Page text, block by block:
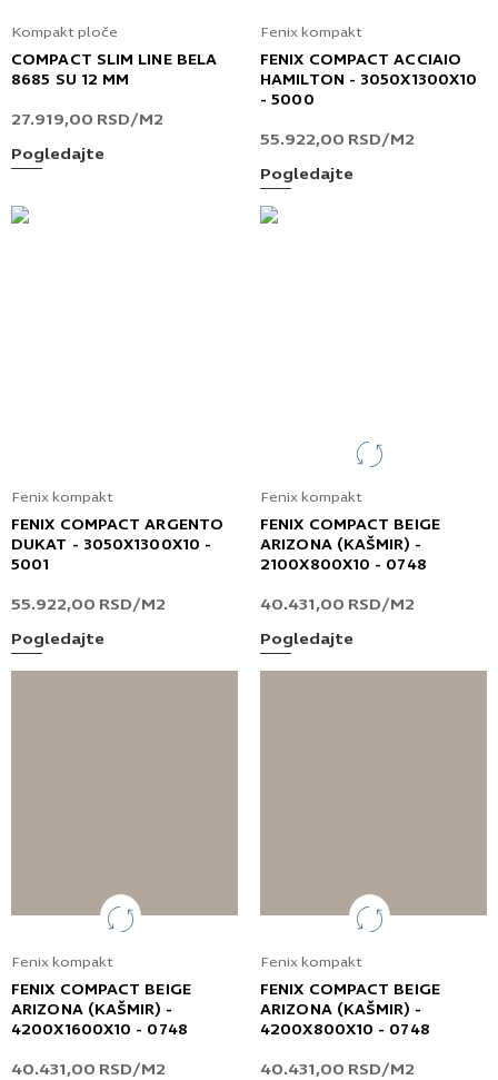
Kompakt ploče
COMPACT SLIM LINE BELA
8685 SU 12 MM
27.919,00 RSD/M2
Pogledajte
Fenix kompakt
FENIX COMPACT ACCIAIO
HAMILTON - 3050X1300X10
- 5000
55.922,00 RSD/M2
Pogledajte
Fenix kompakt
FENIX COMPACT ARGENTO
DUKAT - 3050X1300X10 -
5001
55.922,00 RSD/M2
Pogledajte
Fenix kompakt
FENIX COMPACT BEIGE
ARIZONA (KAŠMIR) -
2100X800X10 - 0748
40.431,00 RSD/M2
Pogledajte
Fenix kompakt
FENIX COMPACT BEIGE
ARIZONA (KAŠMIR) -
4200X1600X10 - 0748
40.431,00 RSD/M2
Fenix kompakt
FENIX COMPACT BEIGE
ARIZONA (KAŠMIR) -
4200X800X10 - 0748
40.431,00 RSD/M2